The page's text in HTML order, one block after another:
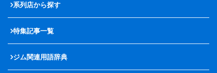
系列店から探す
特集記事一覧
ジム関連用語辞典